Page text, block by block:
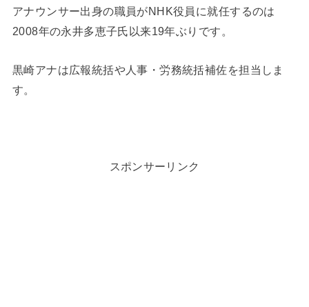
アナウンサー出身の職員がNHK役員に就任するのは
2008年の永井多恵子氏以来19年ぶりです。
黒崎アナは広報統括や人事・労務統括補佐を担当しま
す。
スポンサーリンク